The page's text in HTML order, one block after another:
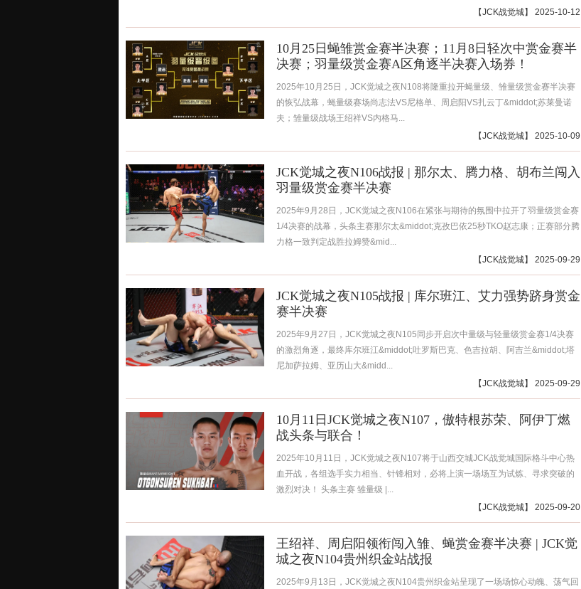
【JCK战觉城】 2025-10-12
10月25日蝇雏赏金赛半决赛；11月8日轻次中赏金赛半
决赛；羽量级赏金赛A区角逐半决赛入场券！
2025年10月25日，JCK觉城之夜N108将隆重拉开蝇量级、雏量级赏金赛半决赛
的恢弘战幕，蝇量级赛场尚志法VS尼格单、周启阳VS扎云丁&middot;苏莱曼诺
夫；雏量级战场王绍祥VS内格马...
【JCK战觉城】 2025-10-09
JCK觉城之夜N106战报 | 那尔太、腾力格、胡布兰闯入
羽量级赏金赛半决赛
2025年9月28日，JCK觉城之夜N106在紧张与期待的氛围中拉开了羽量级赏金赛
1/4决赛的战幕，头条主赛那尔太&middot;克孜巴依25秒TKO赵志康；正赛部分腾
力格一致判定战胜拉姆赞&mid...
【JCK战觉城】 2025-09-29
JCK觉城之夜N105战报 | 库尔班江、艾力强势跻身赏金
赛半决赛
2025年9月27日，JCK觉城之夜N105同步开启次中量级与轻量级赏金赛1/4决赛
的激烈角逐，最终库尔班江&middot;吐罗斯巴克、色吉拉胡、阿吉兰&middot;塔
尼加萨拉姆、亚历山大&midd...
【JCK战觉城】 2025-09-29
10月11日JCK觉城之夜N107，傲特根苏荣、阿伊丁燃
战头条与联合！
2025年10月11日，JCK觉城之夜N107将于山西交城JCK战觉城国际格斗中心热
血开战，各组选手实力相当、针锋相对，必将上演一场场互为试炼、寻求突破的
激烈对决！ 头条主赛 雏量级 |...
【JCK战觉城】 2025-09-20
王绍祥、周启阳领衔闯入雏、蝇赏金赛半决赛 | JCK觉
城之夜N104贵州织金站战报
2025年9月13日，JCK觉城之夜N104贵州织金站呈现了一场场惊心动魄、荡气回